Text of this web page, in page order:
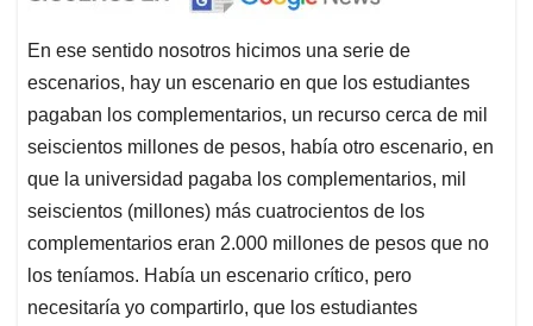
En ese sentido nosotros hicimos una serie de
escenarios, hay un escenario en que los estudiantes
pagaban los complementarios, un recurso cerca de mil
seiscientos millones de pesos, había otro escenario, en
que la universidad pagaba los complementarios, mil
seiscientos (millones) más cuatrocientos de los
complementarios eran 2.000 millones de pesos que no
los teníamos. Había un escenario crítico, pero
necesitaría yo compartirlo, que los estudiantes